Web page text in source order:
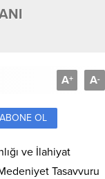
A+ A-
ABONE OL
ve İlahiyat
Tasavvuru